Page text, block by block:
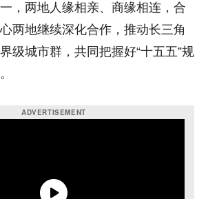
，两地人缘相亲、商缘相连，合
两地继续深化合作，推动长三角
级城市群，共同把握好“十五五”规